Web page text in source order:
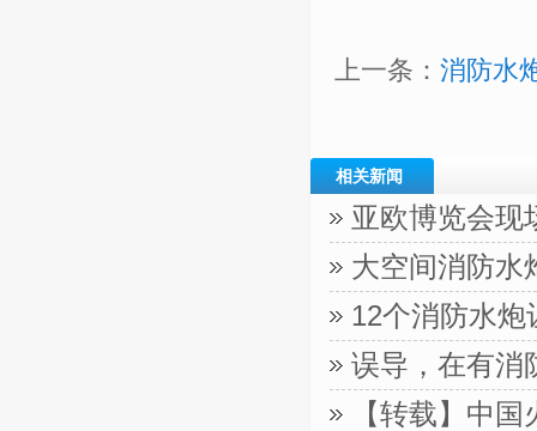
上一条： 消防水
相关新闻
亚欧博览会现
大空间消防水
12个消防水
误导，在有消
【转载】中